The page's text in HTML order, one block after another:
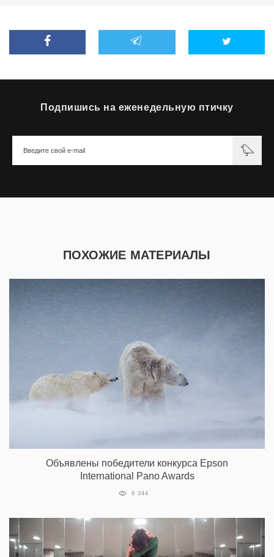
Подпишись на еженедельную птичку
ПОХОЖИЕ МАТЕРИАЛЫ
Объявлены победители конкурса Epson
International Pano Awards
6 344